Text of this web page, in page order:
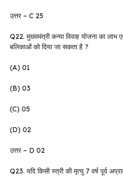
उत्तर – C 25
Q22. मुख्यमंत्री कन्या विवाह योजना का लाभ
बलिकाओं को दिया जा सकता है ?
(A) 01
(B) 03
(C) 05
(D) 02
उत्तर – D 02
Q23. यदि किसी स्त्री की मृत्यु 7 वर्ष पूर्व